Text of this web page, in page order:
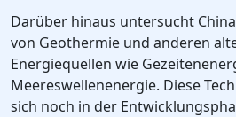
Darüber hinaus untersucht
von Geothermie und anderen
Energiequellen wie
Meereswellenenergie. Diese
sich noch in der